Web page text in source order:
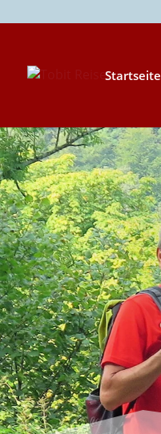
Startseite